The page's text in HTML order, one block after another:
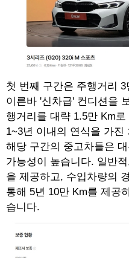
첫 번째 구간은 주행거리
이른바 '신차급' 컨디션을
행거리를 대략 1.5만 Km
1~3년 이내의 연식을 가진
해당 구간의 중고차들은
가능성이 높습니다. 일반
을 제공하고, 수입차량의
통해 5년 10만 Km를 제공
습니다.